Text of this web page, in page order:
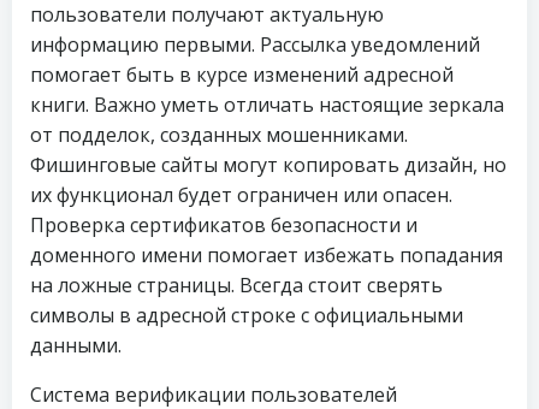
пользователи получают актуальную
информацию первыми. Рассылка уведомлений
помогает быть в курсе изменений адресной
книги. Важно уметь отличать настоящие зеркала
от подделок, созданных мошенниками.
Фишинговые сайты могут копировать дизайн, но
их функционал будет ограничен или опасен.
Проверка сертификатов безопасности и
доменного имени помогает избежать попадания
на ложные страницы. Всегда стоит сверять
символы в адресной строке с официальными
данными.
Система верификации пользователей